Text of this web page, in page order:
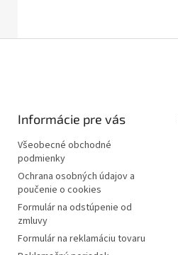
Informácie pre vás
Všeobecné obchodné
podmienky
Ochrana osobných údajov a
poučenie o cookies
Formulár na odstúpenie od
zmluvy
Formulár na reklamáciu tovaru